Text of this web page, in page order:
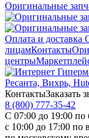
Оригинальные
Оплата и доставка
лицамКонтакты
центры
Ресанта, Вихрь,
КонтактыЗаказать
8 (800) 777-35-42
С 07:00 до 19:00 по
с 10:00 до 17:00 по